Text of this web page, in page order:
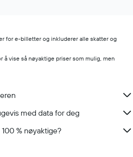
for e-billetter og inkluderer alle skatter og
å vise så nøyaktige priser som mulig, men
med data for deg
% nøyaktige?